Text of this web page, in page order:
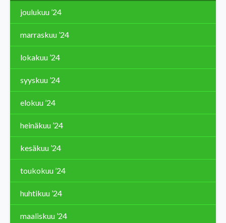
joulukuu ’24
marraskuu ’24
lokakuu ’24
syyskuu ’24
elokuu ’24
heinäkuu ’24
kesäkuu ’24
toukokuu ’24
huhtikuu ’24
maaliskuu ’24